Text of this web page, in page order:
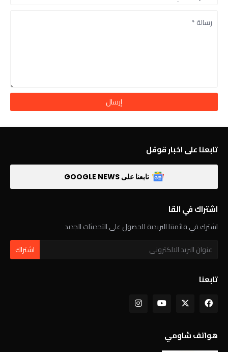
تابعنا على اخبار قوقل
تابعنا على GOOGLE NEWS
اشتراك في القا
اشترك في قائمتنا البريدية للحصول على التحديثات الجديد
تابعنا
هواتف شاومي